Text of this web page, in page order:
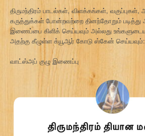
திருமந்திரம் பாடல்கள், விளக்கங்கள்,
கருத்துக்கள் போன்றவற்றை தினந்தோறும்
இணைப்பை கிளிக் செய்யவும் அல்லது
அதற்கு கீழுள்ள க்யூஆர் கோடு ஸ்கேன் செய்யவும்:
வாட்ஸ்அப் குழு இணைப்பு